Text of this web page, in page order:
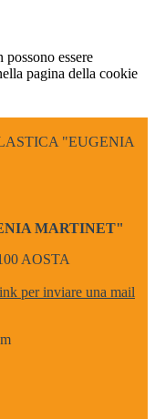
essere
pagina della cookie
"EUGENIA
MARTINET"
AOSTA
per inviare una mail